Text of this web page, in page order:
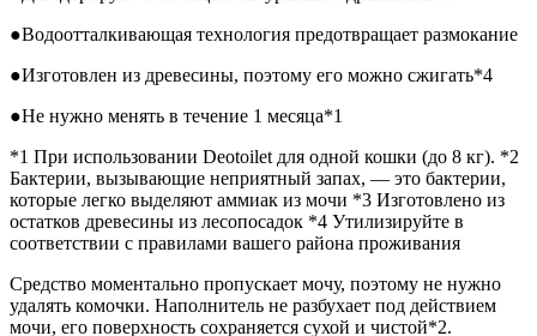
●Водоотталкивающая технология предотвращает размокание
●Изготовлен из древесины, поэтому его можно сжигать*4
●Не нужно менять в течение 1 месяца*1
*1 При использовании Deotoilet для одной кошки (до 8 кг). *2
Бактерии, вызывающие неприятный запах, — это бактерии,
которые легко выделяют аммиак из мочи *3 Изготовлено из
остатков древесины из лесопосадок *4 Утилизируйте в
соответствии с правилами вашего района проживания
Средство моментально пропускает мочу, поэтому не нужно
удалять комочки. Наполнитель не разбухает под действием
мочи, его поверхность сохраняется сухой и чистой*2.